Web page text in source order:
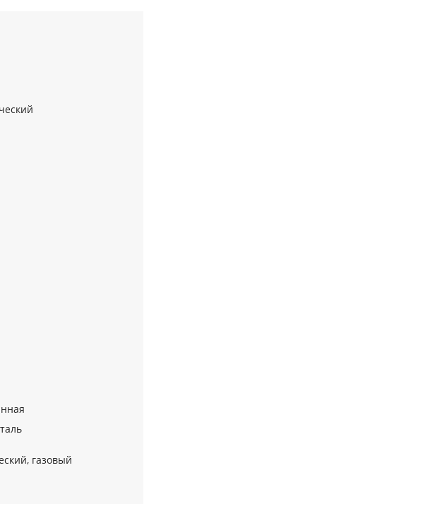
газовый